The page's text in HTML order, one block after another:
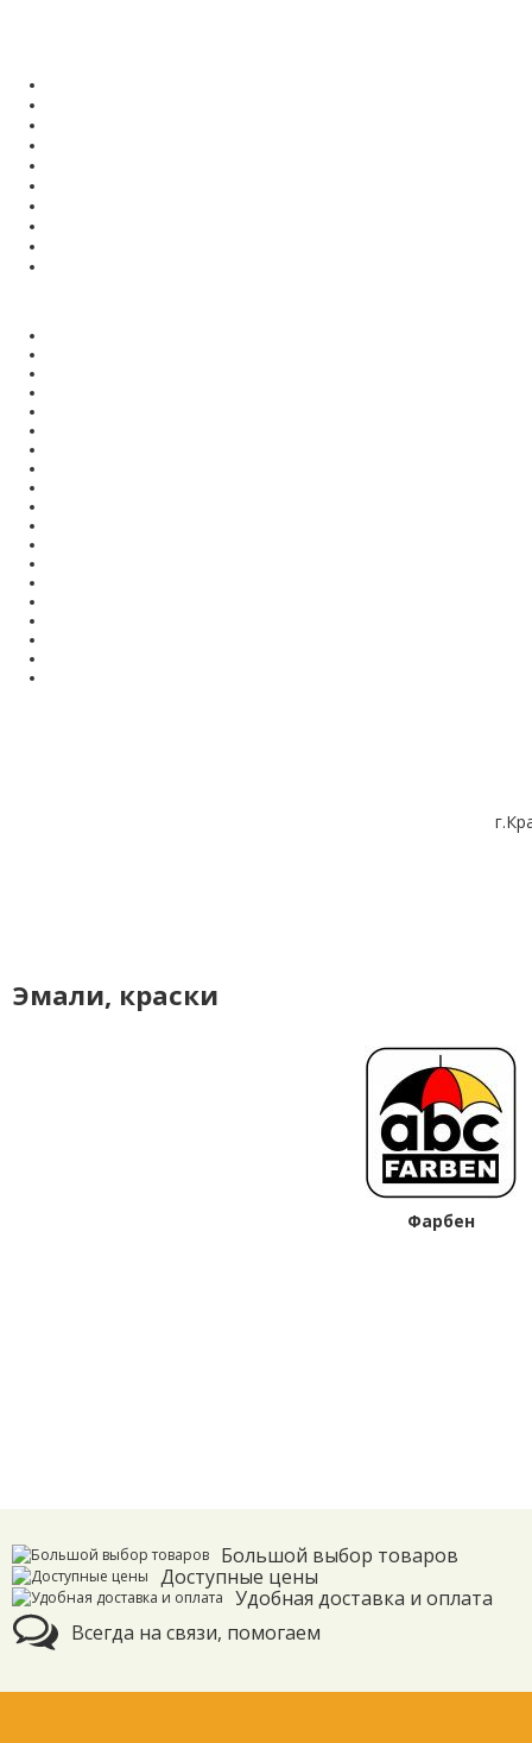
Эмали, краски
Фарбен
Большой выбор товаров
Доступные цены
Удобная доставка и оплата
Всегда на связи, помогаем